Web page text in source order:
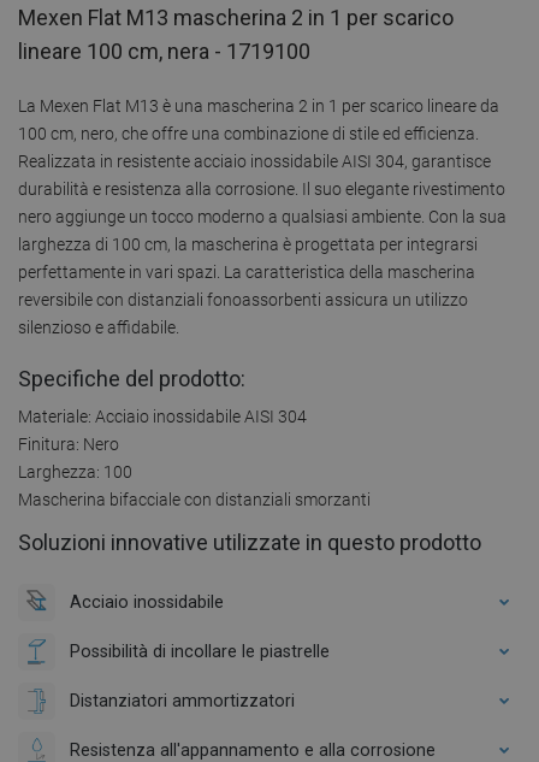
Mexen Flat M13 mascherina 2 in 1 per scarico
lineare 100 cm, nera - 1719100
La Mexen Flat M13 è una mascherina 2 in 1 per scarico lineare da
100 cm, nero, che offre una combinazione di stile ed efficienza.
Realizzata in resistente acciaio inossidabile AISI 304, garantisce
durabilità e resistenza alla corrosione. Il suo elegante rivestimento
nero aggiunge un tocco moderno a qualsiasi ambiente. Con la sua
larghezza di 100 cm, la mascherina è progettata per integrarsi
perfettamente in vari spazi. La caratteristica della mascherina
reversibile con distanziali fonoassorbenti assicura un utilizzo
silenzioso e affidabile.
Specifiche del prodotto:
Materiale: Acciaio inossidabile AISI 304
Finitura: Nero
Larghezza: 100
Mascherina bifacciale con distanziali smorzanti
Soluzioni innovative utilizzate in questo prodotto
Acciaio inossidabile
Possibilità di incollare le piastrelle
Distanziatori ammortizzatori
Resistenza all'appannamento e alla corrosione